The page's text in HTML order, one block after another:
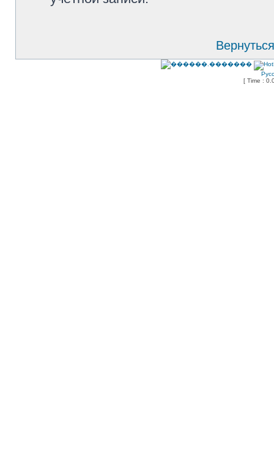
[ Time :